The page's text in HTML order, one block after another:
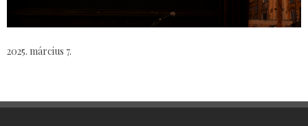
2025. március 7.